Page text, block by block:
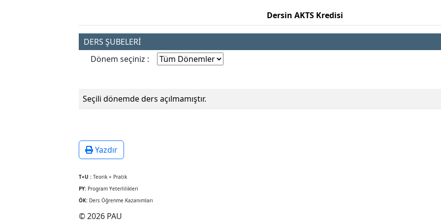
Dersin AKTS Kredisi
DERS ŞUBELERİ
Dönem seçiniz :
Seçili dönemde ders açılmamıştır.
Yazdır
T+U : Teorik + Pratik
PY: Program Yeterlilikleri
ÖK: Ders Öğrenme Kazanımları
© 2026 PAU